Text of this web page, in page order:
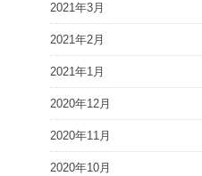
2021年3月
2021年2月
2021年1月
2020年12月
2020年11月
2020年10月